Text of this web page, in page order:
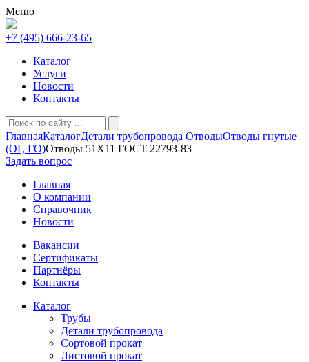
Меню
+7 (495) 666-23-65
Каталог
Услуги
Новости
Контакты
ГлавнаяКаталогДетали трубопровода ОтводыОтводы гнутые
(ОГ, ГО)Отводы 51X11 ГОСТ 22793-83
Задать вопрос
Главная
О компании
Справочник
Новости
Вакансии
Сертификаты
Партнёры
Контакты
Каталог
Трубы
Детали трубопровода
Сортовой прокат
Листовой прокат